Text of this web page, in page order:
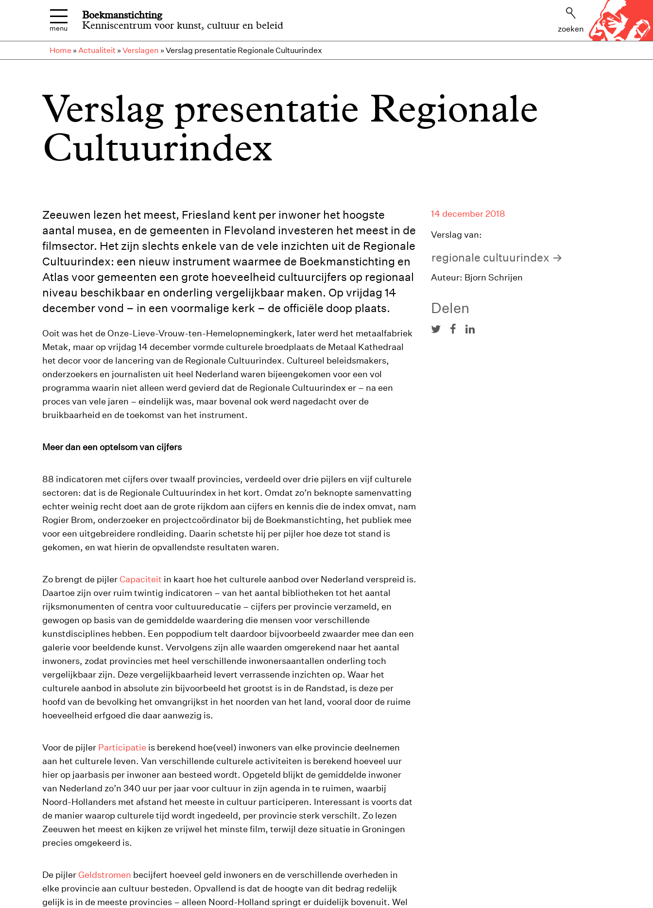
menu
Boekmanstichting
Kenniscentrum voor kunst, cultuur en beleid
zoeken
Home » Actualiteit » Verslagen » Verslag presentatie Regionale Cultuurindex
Verslag presentatie Regionale
Cultuurindex
Zeeuwen lezen het meest, Friesland kent per inwoner het hoogste
aantal musea, en de gemeenten in Flevoland investeren het meest in de
filmsector. Het zijn slechts enkele van de vele inzichten uit de Regionale
Cultuurindex: een nieuw instrument waarmee de Boekmanstichting en
Atlas voor gemeenten een grote hoeveelheid cultuurcijfers op regionaal
niveau beschikbaar en onderling vergelijkbaar maken. Op vrijdag 14
december vond – in een voormalige kerk – de officiële doop plaats.
Ooit was het de Onze-Lieve-Vrouw-ten-Hemelopnemingkerk, later werd het metaalfabriek
Metak, maar op vrijdag 14 december vormde culturele broedplaats de Metaal Kathedraal
het decor voor de lancering van de Regionale Cultuurindex. Cultureel beleidsmakers,
onderzoekers en journalisten uit heel Nederland waren bijeengekomen voor een vol
programma waarin niet alleen werd gevierd dat de Regionale Cultuurindex er – na een
proces van vele jaren – eindelijk was, maar bovenal ook werd nagedacht over de
bruikbaarheid en de toekomst van het instrument.
Meer dan een optelsom van cijfers
88 indicatoren met cijfers over twaalf provincies, verdeeld over drie pijlers en vijf culturele
sectoren: dat is de Regionale Cultuurindex in het kort. Omdat zo’n beknopte samenvatting
echter weinig recht doet aan de grote rijkdom aan cijfers en kennis die de index omvat, nam
Rogier Brom, onderzoeker en projectcoördinator bij de Boekmanstichting, het publiek mee
voor een uitgebreidere rondleiding. Daarin schetste hij per pijler hoe deze tot stand is
gekomen, en wat hierin de opvallendste resultaten waren.
Zo brengt de pijler Capaciteit in kaart hoe het culturele aanbod over Nederland verspreid is.
Daartoe zijn over ruim twintig indicatoren – van het aantal bibliotheken tot het aantal
rijksmonumenten of centra voor cultuureducatie – cijfers per provincie verzameld, en
gewogen op basis van de gemiddelde waardering die mensen voor verschillende
kunstdisciplines hebben. Een poppodium telt daardoor bijvoorbeeld zwaarder mee dan een
galerie voor beeldende kunst. Vervolgens zijn alle waarden omgerekend naar het aantal
inwoners, zodat provincies met heel verschillende inwonersaantallen onderling toch
vergelijkbaar zijn. Deze vergelijkbaarheid levert verrassende inzichten op. Waar het
culturele aanbod in absolute zin bijvoorbeeld het grootst is in de Randstad, is deze per
hoofd van de bevolking het omvangrijkst in het noorden van het land, vooral door de ruime
hoeveelheid erfgoed die daar aanwezig is.
Voor de pijler Participatie is berekend hoe(veel) inwoners van elke provincie deelnemen
aan het culturele leven. Van verschillende culturele activiteiten is berekend hoeveel uur
hier op jaarbasis per inwoner aan besteed wordt. Opgeteld blijkt de gemiddelde inwoner
van Nederland zo’n 340 uur per jaar voor cultuur in zijn agenda in te ruimen, waarbij
Noord-Hollanders met afstand het meeste in cultuur participeren. Interessant is voorts dat
de manier waarop culturele tijd wordt ingedeeld, per provincie sterk verschilt. Zo lezen
Zeeuwen het meest en kijken ze vrijwel het minste film, terwijl deze situatie in Groningen
precies omgekeerd is.
De pijler Geldstromen becijfert hoeveel geld inwoners en de verschillende overheden in
elke provincie aan cultuur besteden. Opvallend is dat de hoogte van dit bedrag redelijk
gelijk is in de meeste provincies – alleen Noord-Holland springt er duidelijk bovenuit. Wel
14 december 2018
Verslag van:
regionale cultuurindex
Auteur: Bjorn Schrijen
Delen